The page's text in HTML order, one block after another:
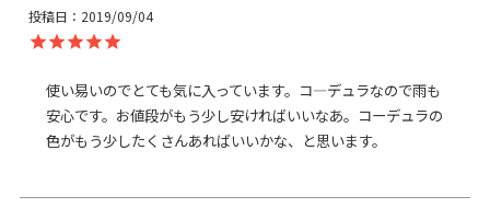
メインの収納部にはB5サイズがすっぽり入ります。大きく開
く入り口で出し入れが楽々。入り口にはマグネットホックが
付いています。また、大小の内ポケットが付いているので小
態で収納可能
前面に付いている立体的ながま口ポケットにはA5サイズが収
投稿日
2019/09/04
使い易いのでとても気に入っています。コ―デュラなので雨も
安心です。お値段がもう少し安ければいいなあ。コーデュラの
色がもう少したくさんあればいいかな、と思います。